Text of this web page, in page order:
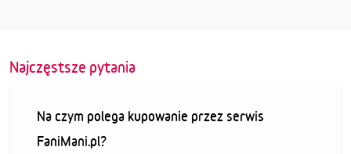
Najczęstsze pytania
Na czym polega kupowanie przez serwis
FaniMani.pl?